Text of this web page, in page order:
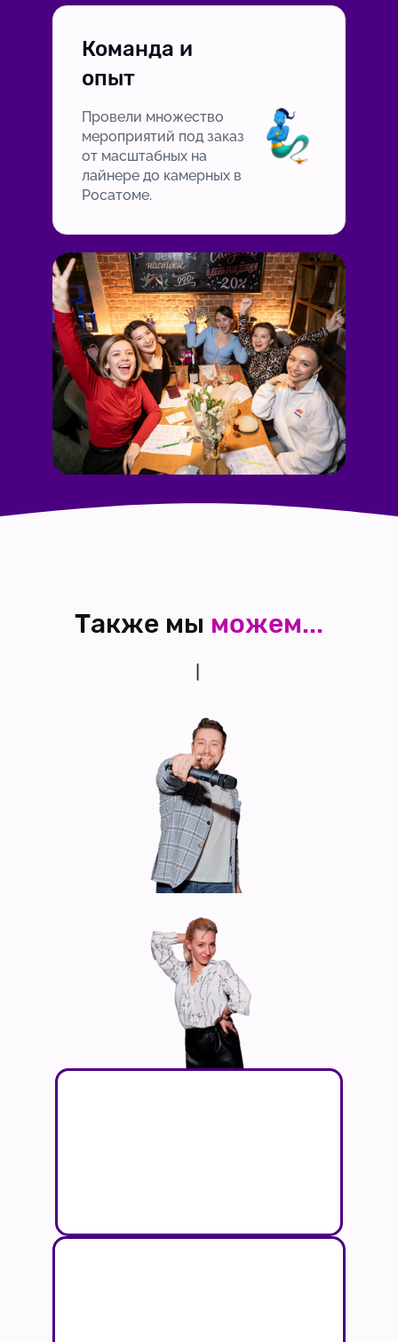
Команда и
опыт
Провели множество
мероприятий под заказ
от масштабных на
лайнере до камерных в
Росатоме.
Также мы можем...